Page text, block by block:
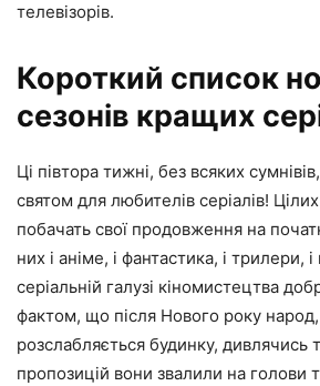
телевізорів.
Короткий список
сезонів кращих
Ці півтора тижні, без всяких
святом для любителів серіалів!
побачать свої продовження на
них і аніме, і фантастика, і трилери,
серіальній галузі кіномистецтва
фактом, що після Нового року
розслабляється будинку, дивлячись
пропозицій вони звалили на голови